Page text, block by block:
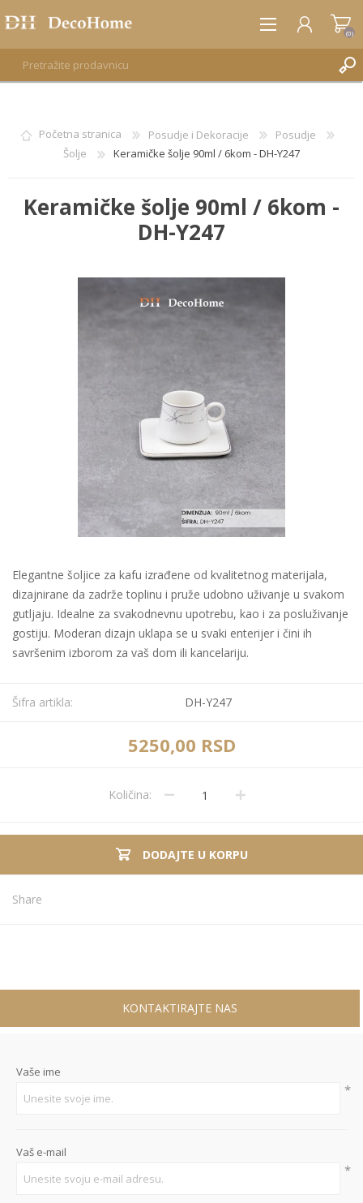
REGISTRUJTE SE
PRIJAVA
(0)
Početna stranica Posudje i Dekoracije
Posudje
Šolje
Keramičke šolje 90ml / 6kom - DH-Y247
Keramičke šolje 90ml / 6kom -
DH-Y247
Elegantne šoljice za kafu izrađene od kvalitetnog materijala,
dizajnirane da zadrže toplinu i pruže udobno uživanje u svakom
gutljaju. Idealne za svakodnevnu upotrebu, kao i za posluživanje
gostiju. Moderan dizajn uklapa se u svaki enterijer i čini ih
savršenim izborom za vaš dom ili kancelariju.
Šifra artikla: DH-Y247
5250,00 RSD
Količina:
DODAJTE U KORPU
Share
KONTAKTIRAJTE NAS
Vaše ime
*
Vaš e-mail
*